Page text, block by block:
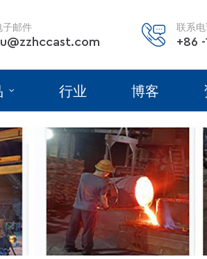
子邮件 联系电
+86
行业 博客